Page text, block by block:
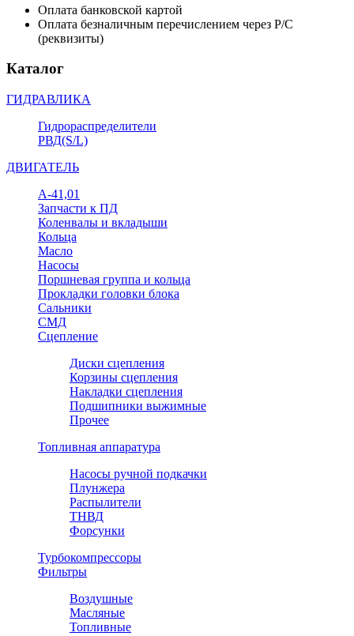
Оплата банковской картой
Оплата безналичным перечислением через Р/С
(реквизиты)
Каталог
ГИДРАВЛИКА
Гидрораспределители
РВД(S/L)
ДВИГАТЕЛЬ
А-41,01
Запчасти к ПД
Коленвалы и вкладыши
Кольца
Масло
Насосы
Поршневая группа и кольца
Прокладки головки блока
Сальники
СМД
Сцепление
Диски сцепления
Корзины сцепления
Накладки сцепления
Подшипники выжимные
Прочее
Топливная аппаратура
Насосы ручной подкачки
Плунжера
Распылители
ТНВД
Форсунки
Турбокомпрессоры
Фильтры
Воздушные
Масляные
Топливные